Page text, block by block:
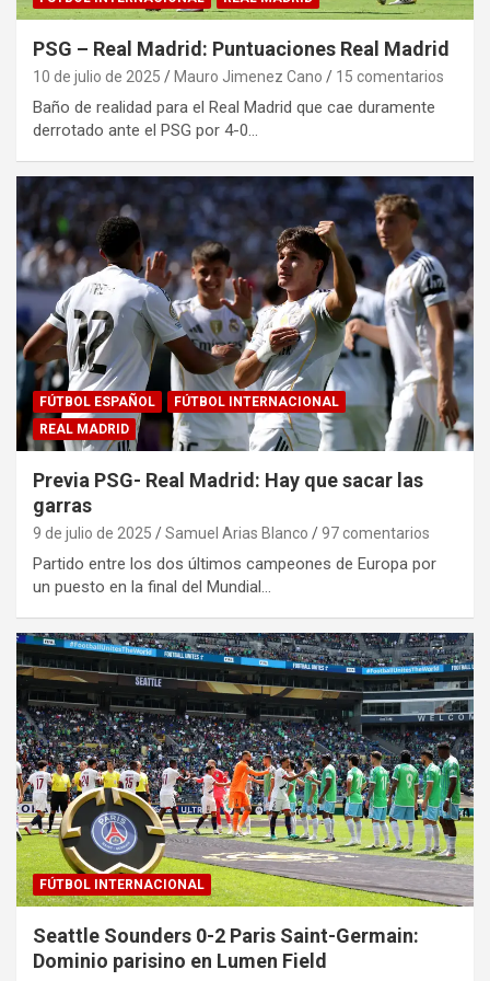
PSG – Real Madrid: Puntuaciones Real Madrid
10 de julio de 2025 Mauro Jimenez Cano 15 comentarios
Baño de realidad para el Real Madrid que cae duramente
derrotado ante el PSG por 4-0…
FÚTBOL ESPAÑOL
FÚTBOL INTERNACIONAL
REAL MADRID
Previa PSG- Real Madrid: Hay que sacar las
garras
9 de julio de 2025 Samuel Arias Blanco 97 comentarios
Partido entre los dos últimos campeones de Europa por
un puesto en la final del Mundial…
FÚTBOL INTERNACIONAL
Seattle Sounders 0-2 Paris Saint-Germain:
Dominio parisino en Lumen Field